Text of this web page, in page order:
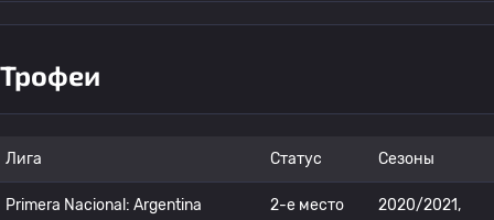
Трофеи
Лига Статус Сезоны
Primera Nacional: Argentina 2-е место 2020/2021,